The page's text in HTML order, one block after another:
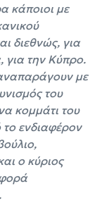
κάποιοι με
διεθνώς, για
για την Κύπρο.
με
του
κομμάτι του
το ενδιαφέρον
ο κύριος